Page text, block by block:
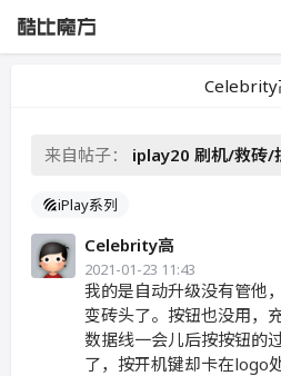
Celebrity
来自帖子： iplay20 刷机/救砖/
iPlay系列
Celebrity高
2021-01-23 11:43
我的是自动升级没有管他
变砖头了。按钮也没用，
数据线一会儿后按按钮的
了，按开机键却卡在logo